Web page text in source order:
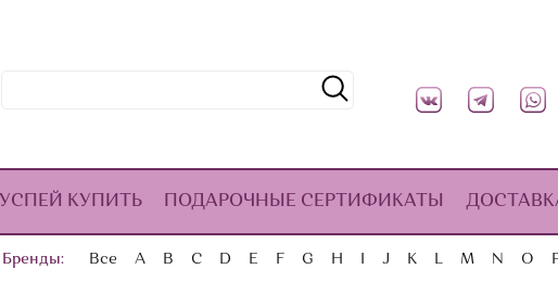
УСПЕЙ КУПИТЬ ПОДАРОЧНЫЕ СЕРТИФИКАТЫ
Бренды: Все A B C D E F G H J K L M N O